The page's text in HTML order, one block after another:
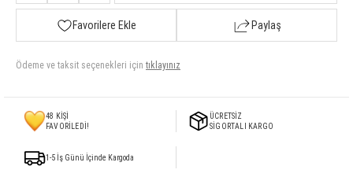
Favorilere Ekle Paylaş
Ödeme ve taksit seçenekleri için tıklayınız
48 KİŞİ
FAVORİLEDİ!
ÜCRETSİZ
SİGORTALI KARGO
1-5 İş Günü İçinde Kargoda